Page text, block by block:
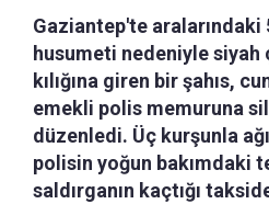
Gaziantep'te aralarındaki
husumeti nedeniyle siyah
kılığına giren bir şahıs,
emekli polis memuruna
düzenledi. Üç kurşunla
polisin yoğun bakımdaki
saldırganın kaçtığı